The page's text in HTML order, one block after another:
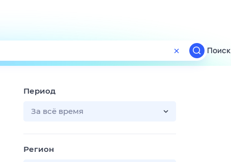
Поиск
ТВ-программа
Поиск
Период
За всё время
Регион